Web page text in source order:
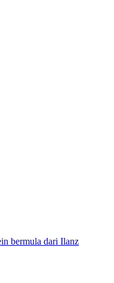
bermula dari Ilanz